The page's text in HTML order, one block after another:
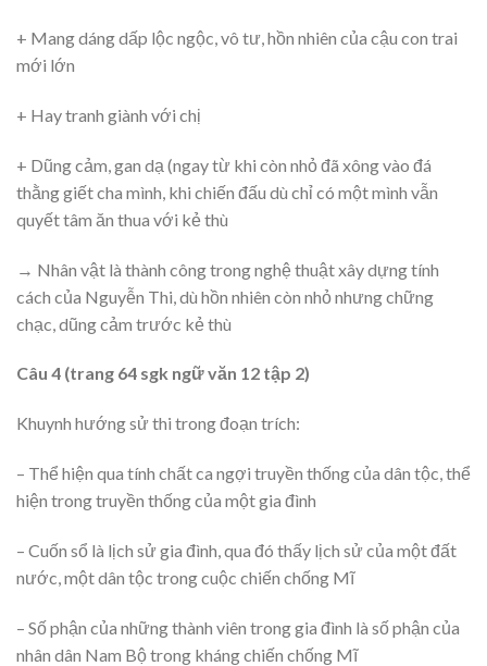
+ Mang dáng dấp lộc ngộc, vô tư, hồn nhiên của cậu con trai
mới lớn
+ Hay tranh giành với chị
+ Dũng cảm, gan dạ (ngay từ khi còn nhỏ đã xông vào đá
thằng giết cha mình, khi chiến đấu dù chỉ có một mình vẫn
quyết tâm ăn thua với kẻ thù
→ Nhân vật là thành công trong nghệ thuật xây dựng tính
cách của Nguyễn Thi, dù hồn nhiên còn nhỏ nhưng chững
chạc, dũng cảm trước kẻ thù
Câu 4 (trang 64 sgk ngữ văn 12 tập 2)
Khuynh hướng sử thi trong đoạn trích:
– Thể hiện qua tính chất ca ngợi truyền thống của dân tộc, thể
hiện trong truyền thống của một gia đình
– Cuốn sổ là lịch sử gia đình, qua đó thấy lịch sử của một đất
nước, một dân tộc trong cuộc chiến chống Mĩ
– Số phận của những thành viên trong gia đình là số phận của
nhân dân Nam Bộ trong kháng chiến chống Mĩ